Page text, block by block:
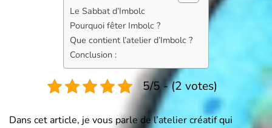
Le Sabbat d’Imbolc
Pourquoi fêter Imbolc ?
Que contient l’atelier d’Imbolc ?
Conclusion :
5/5 - (2 votes)
Dans cet article, je vous parle de l’atelier créatif qui